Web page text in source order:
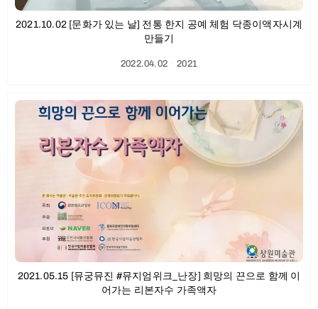
2021.10.02 [문화가 있는 날] 전통 한지 공예 체험 닥종이액자시계
만들기
2022.04.02ㆍ2021
2021.05.15 [뮤궁뮤진 #뮤지엄위크_난장] 희망의 끈으로 함께 이
어가는 리본자수 가족액자